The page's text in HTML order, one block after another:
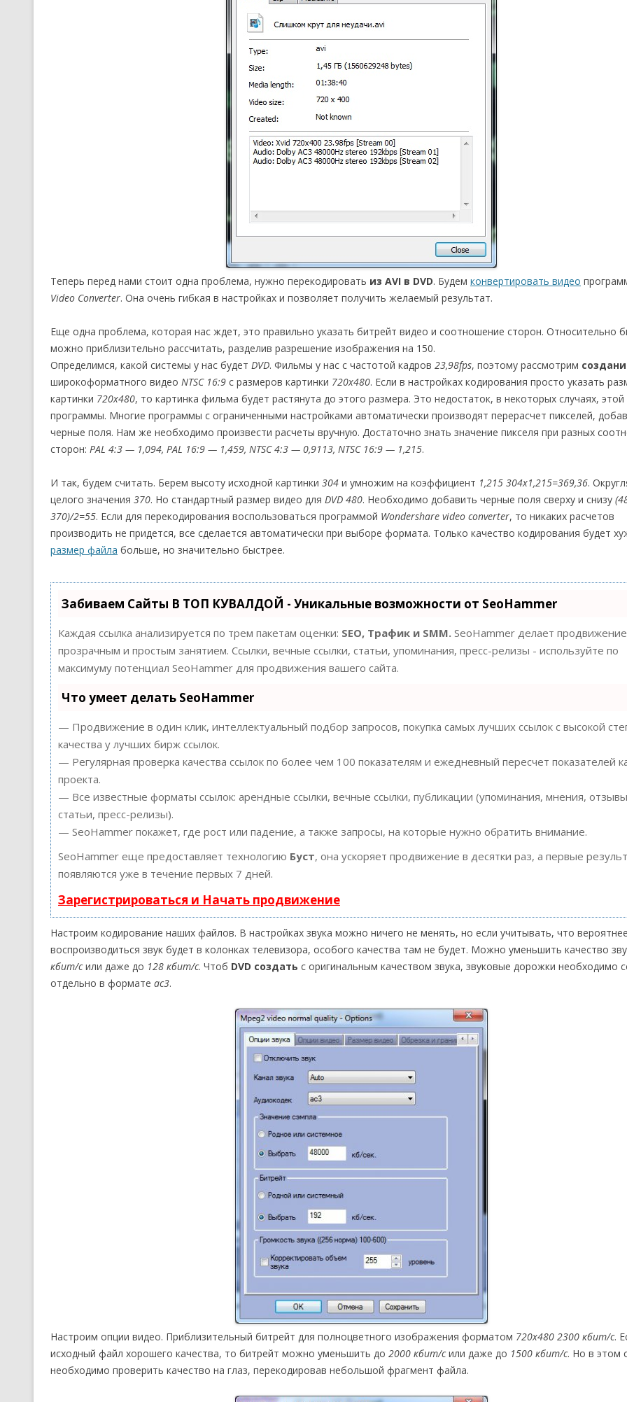
Теперь перед нами стоит одна проблема, нужно перекодировать из AVI в DVD. Будем конвертировать видео
Video Converter. Она очень гибкая в настройках и позволяет получить желаемый результат.
Еще одна проблема, которая нас ждет, это правильно указать битрейт видео и соотношение сторон. Относительно
можно приблизительно рассчитать, разделив разрешение изображения на 150.
Определимся, какой системы у нас будет DVD. Фильмы у нас с частотой кадров 23,98fps, поэтому рассмотрим
широкоформатного видео NTSC 16:9 с размеров картинки 720х480. Если в настройках кодирования просто указать
картинки 720х480, то картинка фильма будет растянута до этого размера. Это недостаток, в некоторых случаях, этой
программы. Многие программы с ограниченными настройками автоматически производят перерасчет пикселей,
черные поля. Нам же необходимо произвести расчеты вручную. Достаточно знать значение пикселя при разных
сторон: PAL 4:3 — 1,094, PAL 16:9 — 1,459, NTSC 4:3 — 0,9113, NTSC 16:9 — 1,215.
И так, будем считать. Берем высоту исходной картинки 304 и умножим на коэффициент 1,215 304х1,215=369,36.
целого значения 370. Но стандартный размер видео для DVD 480. Необходимо добавить черные поля сверху и снизу
370)/2=55. Если для перекодирования воспользоваться программой Wondershare video converter, то никаких расчетов
производить не придется, все сделается автоматически при выборе формата. Только качество кодирования будет
размер файла больше, но значительно быстрее.
Забиваем Сайты В ТОП КУВАЛДОЙ - Уникальные возможности от SeoHammer
Каждая ссылка анализируется по трем пакетам оценки: SEO, Трафик и SMM. SeoHammer делает продвижение
прозрачным и простым занятием. Ссылки, вечные ссылки, статьи, упоминания, пресс-релизы - используйте по
максимуму потенциал SeoHammer для продвижения вашего сайта.
Что умеет делать SeoHammer
— Продвижение в один клик, интеллектуальный подбор запросов, покупка самых лучших ссылок с высокой
качества у лучших бирж ссылок.
— Регулярная проверка качества ссылок по более чем 100 показателям и ежедневный пересчет показателей
проекта.
— Все известные форматы ссылок: арендные ссылки, вечные ссылки, публикации (упоминания, мнения,
статьи, пресс-релизы).
— SeoHammer покажет, где рост или падение, а также запросы, на которые нужно обратить внимание.
SeoHammer еще предоставляет технологию Буст, она ускоряет продвижение в десятки раз, а первые
появляются уже в течение первых 7 дней.
Зарегистрироваться и Начать продвижение
Настроим кодирование наших файлов. В настройках звука можно ничего не менять, но если учитывать, что
воспроизводиться звук будет в колонках телевизора, особого качества там не будет. Можно уменьшить качество
кбит/сили даже до 128 кбит/с. Чтоб DVD создать с оригинальным качеством звука, звуковые дорожки необходимо
отдельно в формате ac3.
Настроим опции видео. Приблизительный битрейт для полноцветного изображения форматом 720х480 2300 кбит/с.
исходный файл хорошего качества, то битрейт можно уменьшить до 2000 кбит/сили даже до 1500 кбит/с. Но в этом
необходимо проверить качество на глаз, перекодировав небольшой фрагмент файла.